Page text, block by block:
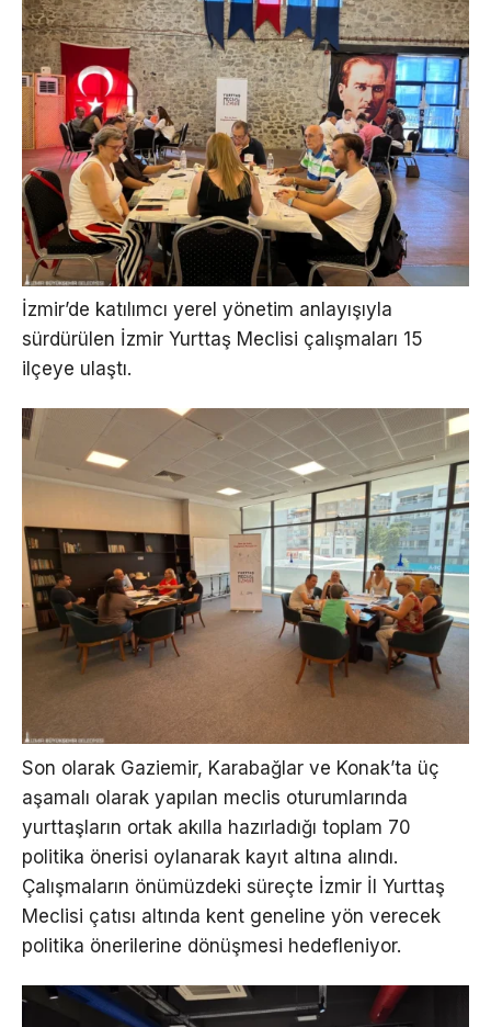
İzmir’de katılımcı yerel yönetim anlayışıyla
sürdürülen İzmir Yurttaş Meclisi çalışmaları 15
ilçeye ulaştı.
Son olarak Gaziemir, Karabağlar ve Konak’ta üç
aşamalı olarak yapılan meclis oturumlarında
yurttaşların ortak akılla hazırladığı toplam 70
politika önerisi oylanarak kayıt altına alındı.
Çalışmaların önümüzdeki süreçte İzmir İl Yurttaş
Meclisi çatısı altında kent geneline yön verecek
politika önerilerine dönüşmesi hedefleniyor.